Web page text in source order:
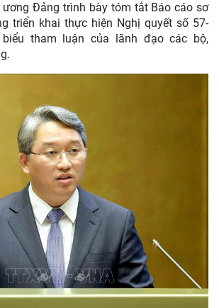
ương Đảng trình bày tóm tắt Báo cáo sơ
triển khai thực hiện Nghị quyết số 57-
biểu tham luận của lãnh đạo các bộ,